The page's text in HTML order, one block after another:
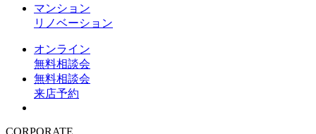
マンション
リノベーション
オンライン
無料相談会
無料相談会
来店予約
CORPORATE